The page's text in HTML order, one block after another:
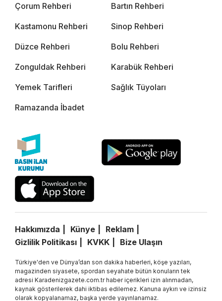
Çorum Rehberi Bartın Rehberi
Kastamonu Rehberi Sinop Rehberi
Düzce Rehberi Bolu Rehberi
Zonguldak Rehberi Karabük Rehberi
Yemek Tarifleri Sağlık Tüyoları
Ramazanda İbadet
Hakkımızda Künye
Reklam
Gizlilik Politikası
KVKK Bize Ulaşın
Türkiye'den ve Dünya’dan son dakika haberleri, köşe yazıları,
magazinden siyasete, spordan seyahate bütün konuların tek
adresi Karadenizgazete.com.tr haber içerikleri izin alınmadan,
kaynak gösterilerek dahi iktibas edilemez. Kanuna aykırı ve izinsiz
olarak kopyalanamaz, başka yerde yayınlanamaz.